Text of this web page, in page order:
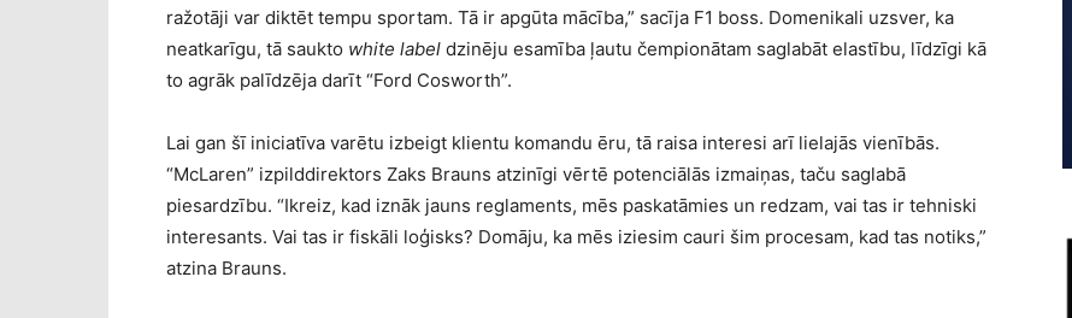
ražotāji var diktēt tempu sportam. Tā ir apgūta mācība,” sacīja F1 boss. Domenikali uzsver, ka
neatkarīgu, tā saukto white label dzinēju esamība ļautu čempionātam saglabāt elastību, līdzīgi kā
to agrāk palīdzēja darīt “Ford Cosworth”.
Lai gan šī iniciatīva varētu izbeigt klientu komandu ēru, tā raisa interesi arī lielajās vienībās.
“McLaren” izpilddirektors Zaks Brauns atzinīgi vērtē potenciālās izmaiņas, taču saglabā
piesardzību. “Ikreiz, kad iznāk jauns reglaments, mēs paskatāmies un redzam, vai tas ir tehniski
interesants. Vai tas ir fiskāli loģisks? Domāju, ka mēs iziesim cauri šim procesam, kad tas notiks,”
atzina Brauns.